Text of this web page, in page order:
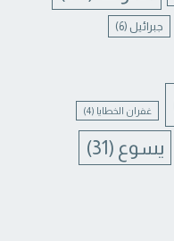
جبرائيل (6)
غفران الخطايا (4)
يسوع (31)